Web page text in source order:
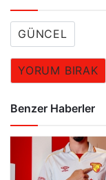
GÜNCEL
YORUM BIRAK
Benzer Haberler